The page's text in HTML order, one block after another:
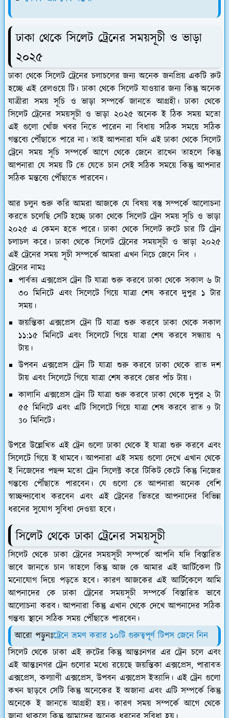
ঢাকা থেকে সিলেট ট্রেনের সময়সূচী ও ভাড়া
২০২৫
ঢাকা থেকে সিলেট ট্রেনের চলাচলের জন্য অনেক জনপ্রিয় একটি রুট
হচ্ছে এই রেলওয়ে টি। ঢাকা থেকে সিলেট যাওয়ার জন্য কিন্তু অনেক
যাত্রীরা সময় সূচি ও ভাড়া সম্পর্কে জানতে আগ্রহী। ঢাকা থেকে
সিলেট ট্রেনের সময়সূচী ও ভাড়া ২০২৫ অনেক ই ঠিক সময় মতো
এই গুলো খোঁজ খবর নিতে পারেন না বিধায় সঠিক সময়ে সঠিক
গন্তব্যে পৌঁছাতে পারে না। তাই আপনারা যদি এই ঢাকা থেকে সিলেট
ট্রেনে সময় সূচি সম্পর্কে আগে থেকে জেনে রাখেন তাহলে কিন্তু
আপনারা যে সময় টি তে যেতে চান সেই সঠিক সময়ে কিন্তু আপনার
সঠিক মন্তব্যে পৌঁছাতে পারবেন।
আর চলুন শুরু করি আমরা আজকে যে বিষয় বস্তু সম্পর্কে আলোচনা
করতে চলেছি সেটি হচ্ছে ঢাকা থেকে সিলেট ট্রেন সময় সূচি ও ভাড়া
২০২৫ এ কেমন হতে পারে। ঢাকা থেকে সিলেট রুটে চার টি ট্রেন
চলাচল করে। ঢাকা থেকে সিলেট ট্রেনের সময়সূচী ও ভাড়া ২০২৫
এই ট্রেনের সময় সূচী সম্পর্কে আমরা এখন নিচে জেনে নিব ।
ট্রেনের নামঃ
পার্বত্য এক্সপ্রেস ট্রেন টি যাত্রা শুরু করবে ঢাকা থেকে সকাল ৬ টা
৩০ মিনিটে এবং সিলেটে গিয়ে যাত্রা শেষ করবে দুপুর ১ টার
সময়।
জয়ন্তিকা এক্সপ্রেস ট্রেন টি যাত্রা শুরু করবে ঢাকা থেকে সকাল
১১:১৫ মিনিটে এবং সিলেটে গিয়ে যাত্রা শেষ করবে সন্ধ্যায় ৭
টায়।
উপবন এক্সপ্রেস ট্রেন টি যাত্রা শুরু করবে ঢাকা থেকে রাত দশ
টায় এবং সিলেটে গিয়ে যাত্রা শেষ করবে ভোর পাঁচ টায়।
কালানি এক্সপ্রেস ট্রেন টি যাত্রা শুরু করবে ঢাকা থেকে দুপুর ২ টা
৫৫ মিনিটে এবং এটি সিলেটে গিয়ে যাত্রা শেষ করবে রাত 9 টা
3০ মিনিটে।
উপরে উল্লেখিত এই ট্রেন গুলো ঢাকা থেকে ই যাত্রা শুরু করবে এবং
সিলেটে গিয়ে ই থামবে। আপনারা এই সময় গুলো দেখে এখান থেকে
ই নিজেদের পছন্দ মতো ট্রেন সিলেক্ট করে টিকিট কেটে কিন্তু নিজের
গন্তব্যে পৌঁছাতে পারবেন। যে গুলো তে আপনারা অনেক বেশি
স্বাচ্ছন্দ্যবোধ করবেন এবং এই ট্রেনের ভিতরে আপনাদের বিভিন্ন
ধরনের সুযোগ সুবিধা দেওয়া হবে।
সিলেট থেকে ঢাকা ট্রেনের সময়সূচী
সিলেট থেকে ঢাকা ট্রেনের সময়সূচী সম্পর্কে আপনি যদি বিস্তারিত
ভাবে জানতে চান তাহলে কিন্তু আজ কে আমার এই আর্টিকেল টি
মনোযোগ দিয়ে পড়তে হবে। কারণ আজকের এই আর্টিকেলে আমি
আপনাদের কে ঢাকা ট্রেনের সময়সূচী সম্পর্কে বিস্তারিত ভাবে
আলোচনা করব। আপনারা কিন্তু এখান থেকে দেখে আপনাদের সঠিক
গন্তব্য স্থানে সঠিক সময় পৌঁছাতে পারবেন।
আরো পড়ুনঃট্রেনে ভ্রমণ করার ১০টি গুরুত্বপূর্ণ টিপস জেনে নিন
সিলেট থেকে ঢাকা এই রুটের কিন্তু আন্তঃনগর এর ট্রেন চলে এবং
এই আন্তঃনগর ট্রেন গুলোর মধ্যে রয়েছে জয়ন্তিকা এক্সপ্রেস, পারাবত
এক্সপ্রেস, কল্যাণী এক্সপ্রেস, উপবন এক্সপ্রেস ইত্যাদি। এই ট্রেন গুলো
কখন ছাড়বে সেটি কিন্তু অনেকের ই অজানা এবং এটি সম্পর্কে কিন্তু
অনেকে ই জানতে আগ্রহী হয়। কারণ সময় সম্পর্কে আগে থেকে